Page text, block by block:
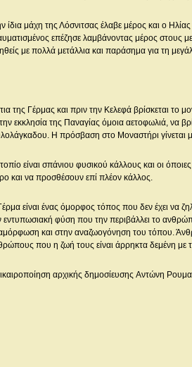
ίδια μάχη της Λόσνιτσας έλαβε μέρος και ο
επέζησε λαμβάνοντας μέρος στους
με πολλά μετάλλια και παράσημα για τη
της Γέρμας και πριν την Κελεφά βρίσκεται το
εκκλησία της Παναγίας όμοια αετοφωλιά, να
Η πρόσβαση στο Μοναστήρι γίνεται
είναι σπάνιου φυσικού κάλλους και οι
και να προσθέσουν επί πλέον κάλλος.
είναι ένας όμορφος τόπος που δεν έχει να
εντυπωσιακή φύση που την περιβάλλει το
και στην αναζωογόνηση του τόπου.
που η ζωή τους είναι άρρηκτα δεμένη με
αρχικής δημοσίευσης Aντώνη